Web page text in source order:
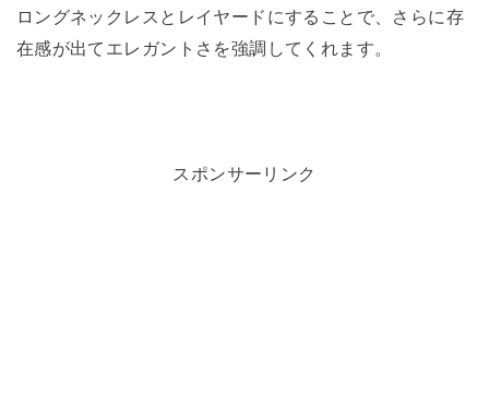
ロングネックレスとレイヤードにすることで、さらに存
在感が出てエレガントさを強調してくれます。
スポンサーリンク